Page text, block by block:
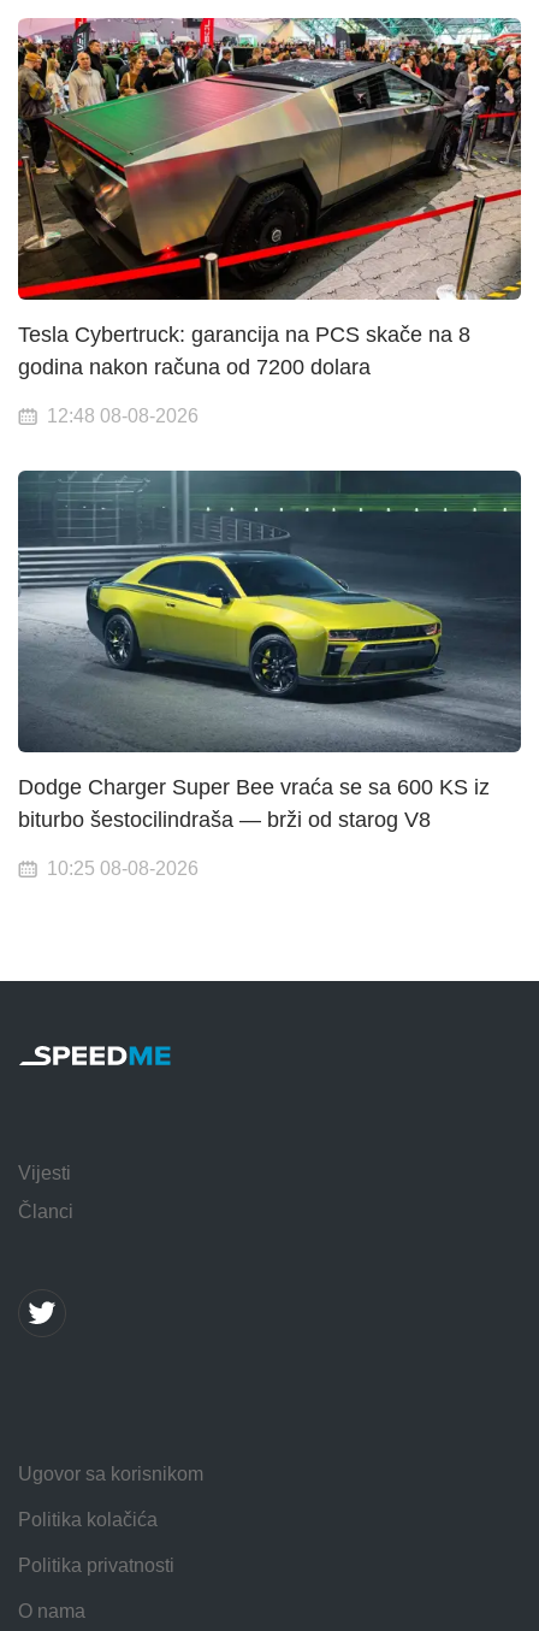
Tesla Cybertruck: garancija na PCS skače na 8
godina nakon računa od 7200 dolara
12:48 08-08-2026
Dodge Charger Super Bee vraća se sa 600 KS iz
biturbo šestocilindraša — brži od starog V8
10:25 08-08-2026
Vijesti
Članci
Ugovor sa korisnikom
Politika kolačića
Politika privatnosti
O nama